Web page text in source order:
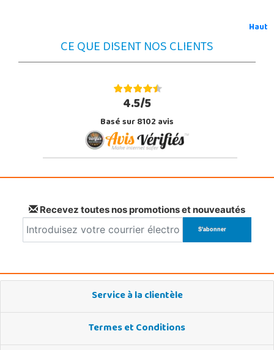
Haut
CE QUE DISENT NOS CLIENTS
4.5/5
Basé sur 8102 avis
Recevez toutes nos promotions et nouveautés
Service à la clientèle
Termes et Conditions